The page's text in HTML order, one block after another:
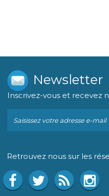
Newsletter
Inscrivez-vous et recevez
Retrouvez nous sur les